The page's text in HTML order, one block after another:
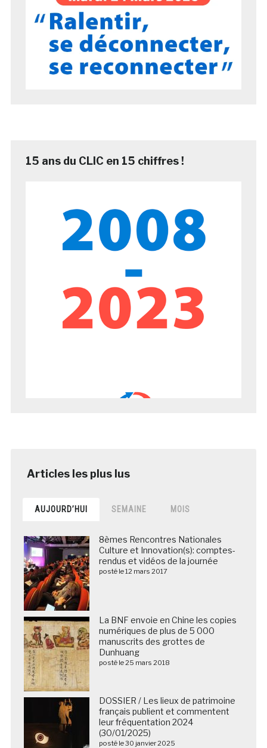
15 ans du CLIC en 15 chiffres !
AUJOURD’HUI SEMAINE MOIS
8èmes Rencontres Nationales
Culture et Innovation(s): comptes-
rendus et vidéos de la journée
posté le 12 mars 2017
La BNF envoie en Chine les copies
numériques de plus de 5 000
manuscrits des grottes de
Dunhuang
posté le 25 mars 2018
DOSSIER / Les lieux de patrimoine
français publient et commentent
leur fréquentation 2024
(30/01/2025)
posté le 30 janvier 2025